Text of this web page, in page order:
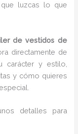
que luzcas lo que
de vestidos de
directamente de
carácter y estilo,
y cómo quieres
detalles para